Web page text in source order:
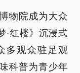
物院成为大众
·红楼》沉浸式
多观众驻足观
科普为青少年